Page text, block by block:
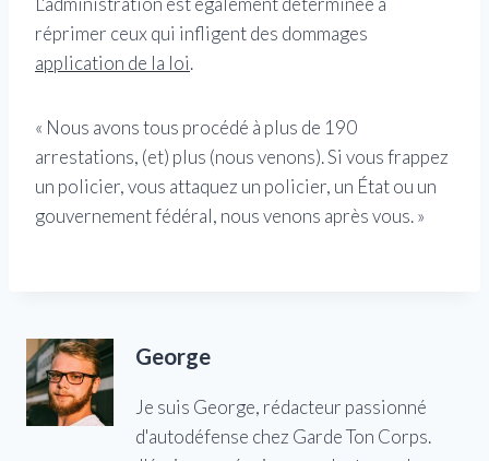
réprimer ceux qui infligent des dommages
application de la loi.
« Nous avons tous procédé à plus de 190
arrestations, (et) plus (nous venons). Si vous frappez
un policier, vous attaquez un policier, un État ou un
gouvernement fédéral, nous venons après vous. »
George
Je suis George, rédacteur passionné
d'autodéfense chez Garde Ton Corps.